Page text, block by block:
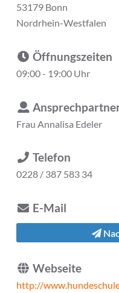
53179 Bonn
Nordrhein-Westfalen
Öffnungszeiten
09:00 - 19:00 Uhr
Frau Annalisa Edeler
Telefon
0228 / 387 583 34
E-Mail
Webseite
http://